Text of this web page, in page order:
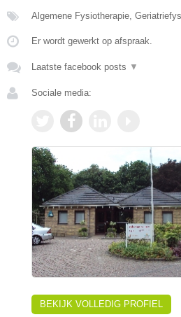
Algemene Fysiotherapie,
Er wordt gewerkt op afspraak.
Laatste facebook posts ▼
Sociale media:
BEKIJK VOLLEDIG PROFIEL